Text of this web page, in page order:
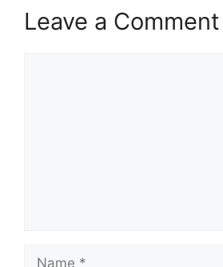
Leave a Comment
Name